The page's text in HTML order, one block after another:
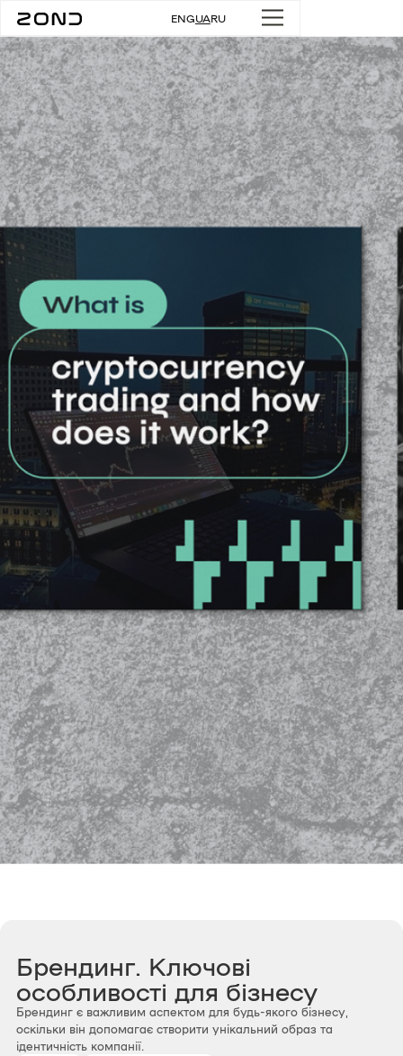
ENGUARU
Брендинг. Ключові
особливості для бізнесу
Брендинг є важливим аспектом для будь-якого бізнесу,
оскільки він допомагає створити унікальний образ та
ідентичність компанії.